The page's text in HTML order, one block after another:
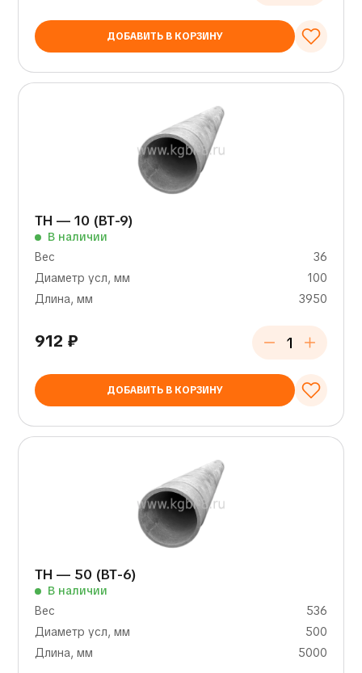
ДОБАВИТЬ В КОРЗИНУ
ТН — 10 (ВТ-9)
В наличии
Вес
36
Диаметр усл, мм
100
Длина, мм
3950
912 ₽
ДОБАВИТЬ В КОРЗИНУ
ТН — 50 (ВТ-6)
В наличии
Вес
536
Диаметр усл, мм
500
Длина, мм
5000